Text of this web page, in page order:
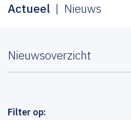
Actueel Nieuws
Nieuwsoverzicht
Filter op: